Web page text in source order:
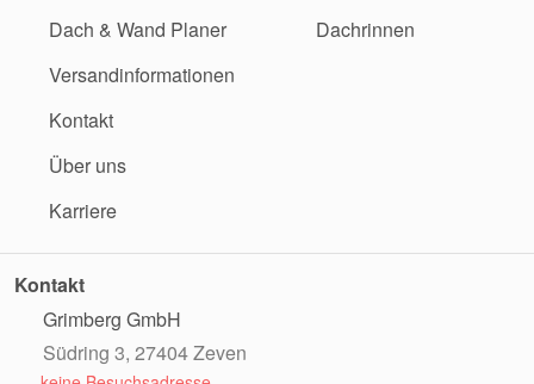
Dach & Wand Planer
Versandinformationen
Kontakt
Über uns
Karriere
Dachrinnen
Kontakt
Grimberg GmbH
Südring 3, 27404 Zeven